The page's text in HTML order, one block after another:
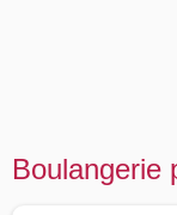
Boulangerie